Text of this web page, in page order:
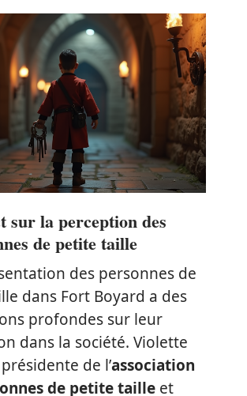
sur la perception des
de petite taille
des personnes de
dans Fort Boyard a des
profondes sur leur
dans la société. Violette
de l’association
de petite taille et